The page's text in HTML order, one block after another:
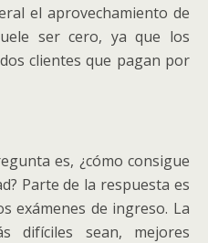
el aprovechamiento de
ser cero, ya que los
clientes que pagan por
es, ¿cómo consigue
Parte de la respuesta es
exámenes de ingreso. La
difíciles sean, mejores